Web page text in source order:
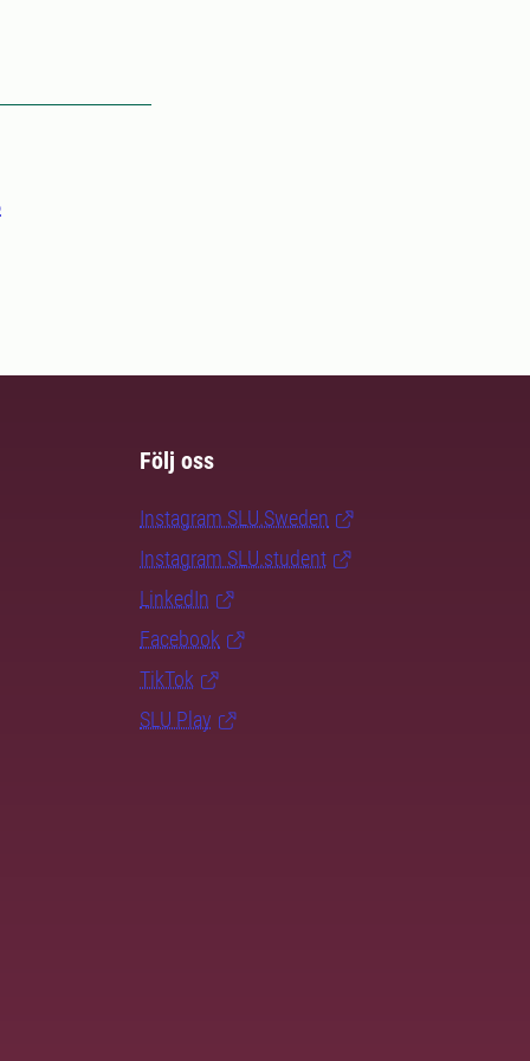
Följ oss
Instagram SLU.Sweden
Instagram SLU.student
LinkedIn
Facebook
TikTok
SLU Play